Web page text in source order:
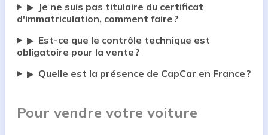
▶
Je ne suis pas titulaire du certificat
d'immatriculation, comment faire ?
▶ Est-ce que le contrôle technique est
obligatoire pour la vente ?
▶ Quelle est la présence de CapCar en France ?
Pour vendre votre voiture